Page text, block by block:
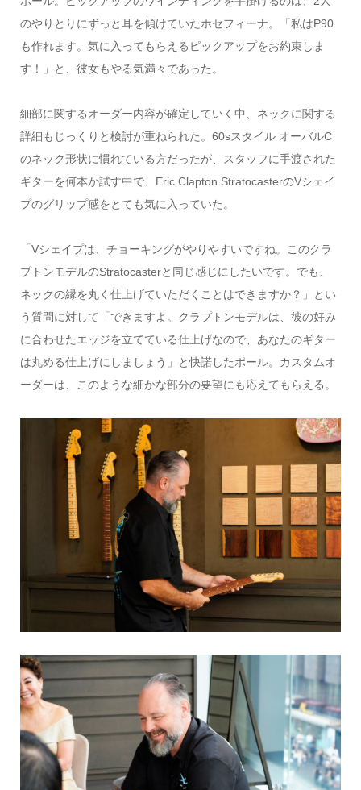
のやりとりにずっと耳を傾けていたホセフィーナ。「私はP90
も作れます。気に入ってもらえるピックアップをお約束しま
す！」と、彼女もやる気満々であった。
細部に関するオーダー内容が確定していく中、ネックに関する
詳細もじっくりと検討が重ねられた。60sスタイル オーバルC
のネック形状に慣れている方だったが、スタッフに手渡された
ギターを何本か試す中で、Eric Clapton StratocasterのVシェイ
プのグリップ感をとても気に入っていた。
「Vシェイプは、チョーキングがやりやすいですね。このクラ
プトンモデルのStratocasterと同じ感じにしたいです。でも、
ネックの縁を丸く仕上げていただくことはできますか？」とい
う質問に対して「できますよ。クラプトンモデルは、彼の好み
に合わせたエッジを立てている仕上げなので、あなたのギター
は丸める仕上げにしましょう」と快諾したポール。カスタムオ
ーダーは、このような細かな部分の要望にも応えてもらえる。